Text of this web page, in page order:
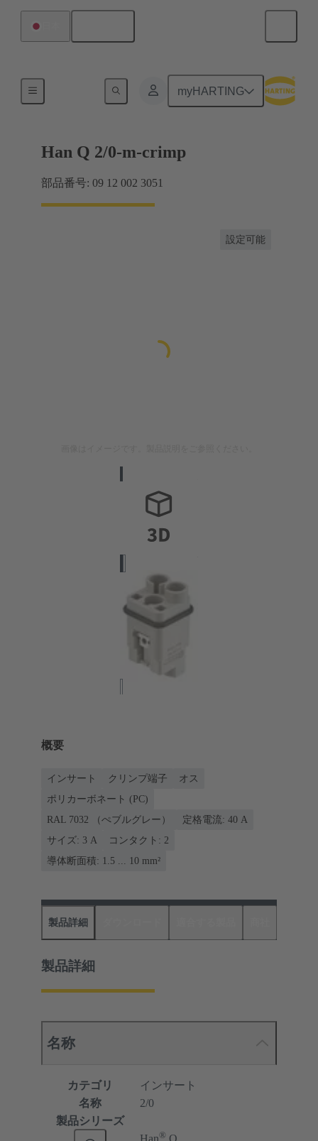
myHARTING
Han Q 2/0-m-crimp
部品番号: 09 12 002 3051
設定可能
概要
インサート クリンプ端子
オス
ポリカーボネート (PC)
RAL 7032 （ぺブルグレー）
定格電流: ‌40 A
サイズ: 3 A
コンタクト: 2
導体断面積: 1.5 ... 10 mm²
製品詳細
製品詳細
名称
カテゴリ
インサート
名称
2/0
製品シリーズ
Han® Q